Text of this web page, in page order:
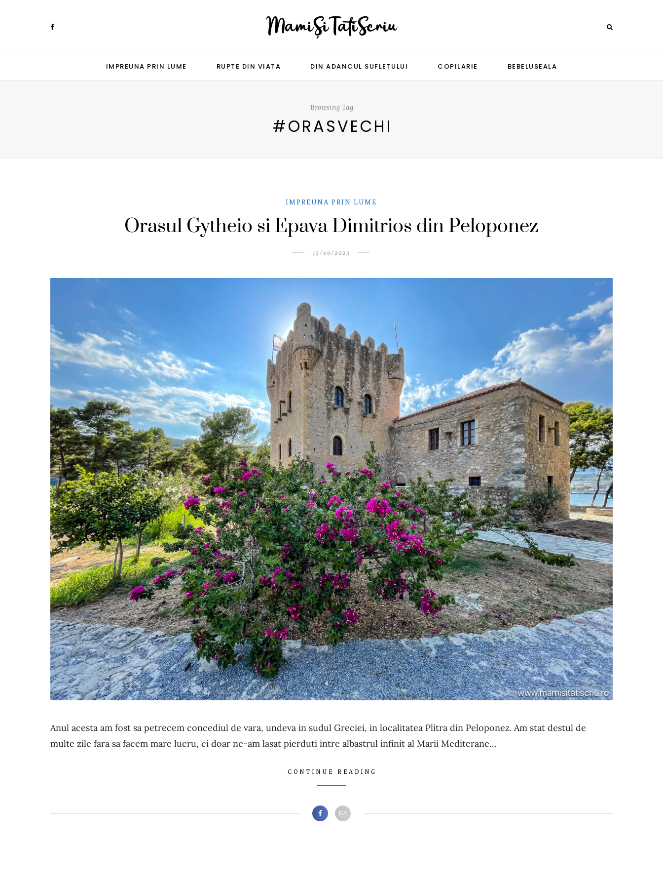
IMPREUNA PRIN LUME RUPTE DIN VIATA DIN ADANCUL SUFLETULUI COPILARIE BEBELUSEALA
Browsing Tag
#ORASVECHI
IMPREUNA PRIN LUME
Orasul Gytheio si Epava Dimitrios din Peloponez
13/09/2025
Anul acesta am fost sa petrecem concediul de vara, undeva in sudul Greciei, in localitatea Plitra din Peloponez. Am stat destul de
multe zile fara sa facem mare lucru, ci doar ne-am lasat pierduti intre albastrul infinit al Marii Mediterane…
CONTINUE READING